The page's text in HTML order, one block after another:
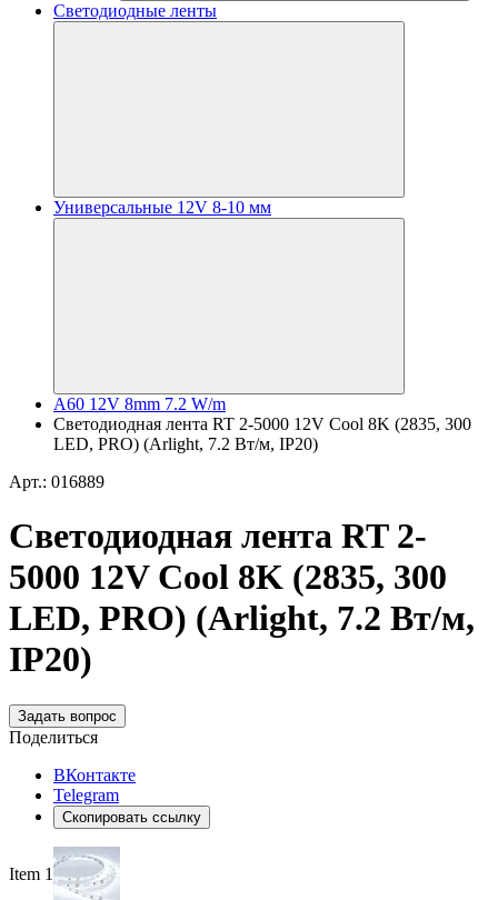
Светодиодные ленты
Универсальные 12V 8-10 мм
A60 12V 8mm 7.2 W/m
Светодиодная лента RT 2-5000 12V Cool 8K (2835, 300
LED, PRO) (Arlight, 7.2 Вт/м, IP20)
Арт.: 016889
Светодиодная лента RT 2-
5000 12V Cool 8K (2835, 300
LED, PRO) (Arlight, 7.2 Вт/м,
IP20)
Задать вопрос
Поделиться
ВКонтакте
Telegram
Скопировать ссылку
Item 1 of 4